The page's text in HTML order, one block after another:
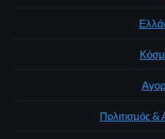
Πολιτισμός &